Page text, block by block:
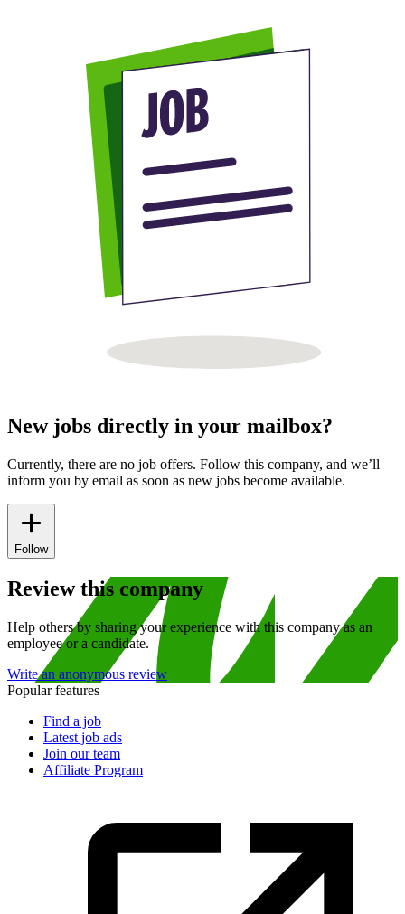
New jobs directly in your mailbox?
Currently, there are no job offers. Follow this company, and we’ll
inform you by email as soon as new jobs become available.
Follow
Review this company
Help others by sharing your experience with this company as an
employee or a candidate.
Write an anonymous review
Popular features
Find a job
Latest job ads
Join our team
Affiliate Program